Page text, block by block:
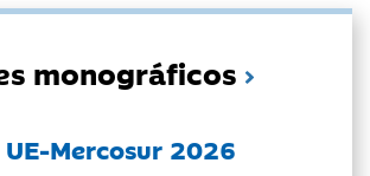
monográficos
Mercosur 2026